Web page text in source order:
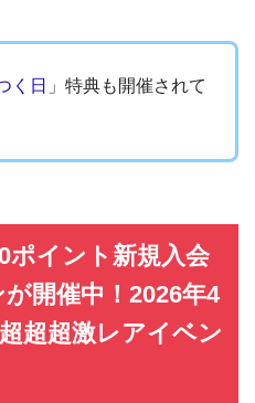
く日 」特典も開催されて
ポイント新規入会
開催中！2026年4
超超激レアイベン